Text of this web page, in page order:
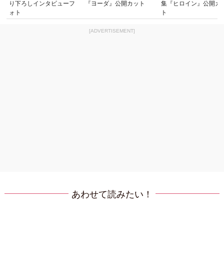
り下ろしインタビューフ
ォト
『ヨーダ』公開カット
集『ヒロイン』公開カ
ト
[ADVERTISEMENT]
あわせて読みたい！